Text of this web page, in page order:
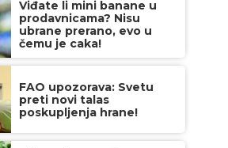
Viđate li mini banane u
prodavnicama? Nisu
ubrane prerano, evo u
čemu je caka!
FAO upozorava: Svetu
preti novi talas
poskupljenja hrane!